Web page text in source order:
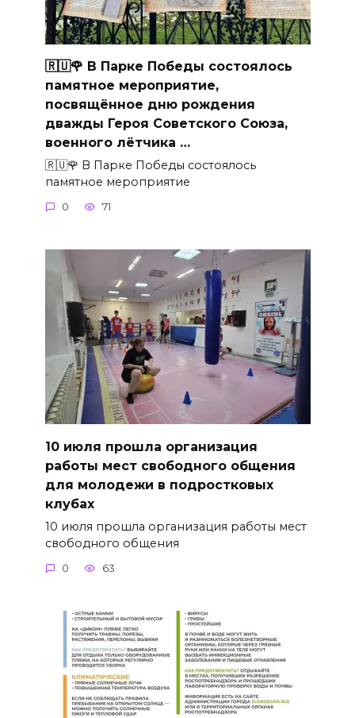
🇷🇺🌹 В Парке Победы состоялось
памятное мероприятие,
посвящённое дню рождения
дважды Героя Советского Союза,
военного лётчика …
🇷🇺🌹 В Парке Победы состоялось
памятное мероприятие
0 71
10 июля прошла организация
работы мест свободного общения
для молодежи в подростковых
клубах
10 июля прошла организация работы мест
свободного общения
0 63